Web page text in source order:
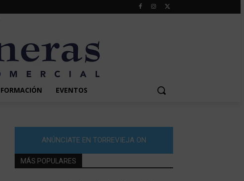
FORMACIÓN EVENTOS
ANÚNCIATE EN TORREVIEJA ON
MÁS POPULARES